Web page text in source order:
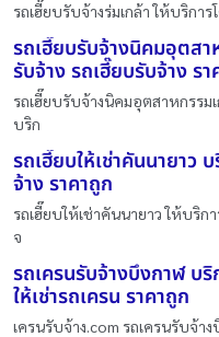
รถเฮี๊ยบรับจ้างร่มเกล้า ให้บริกา
รถเฮี๊ยบรับจ้างนิคมอุตสา
รับจ้าง รถเฮี๊ยบรับจ้าง รา
รถเฮี๊ยบรับจ้างนิคมอุตสาหกรรม
บริก
รถเฮี๊ยบให้เช่าคันนายาว
จ้าง ราคาถูก
รถเฮี๊ยบให้เช่าคันนายาว ให้บริก
จ
รถเครนรับจ้างบึงกาฬ บริ
ให้เช่ารถเครน ราคาถูก
เครนรับจ้าง.com รถเครนรับจ้า